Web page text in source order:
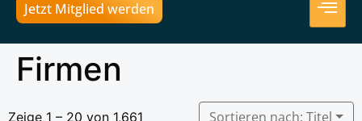
Jetzt Mitglied werden
Firmen
Zeige 1 – 20 von 1,661 Sortieren nach: Titel